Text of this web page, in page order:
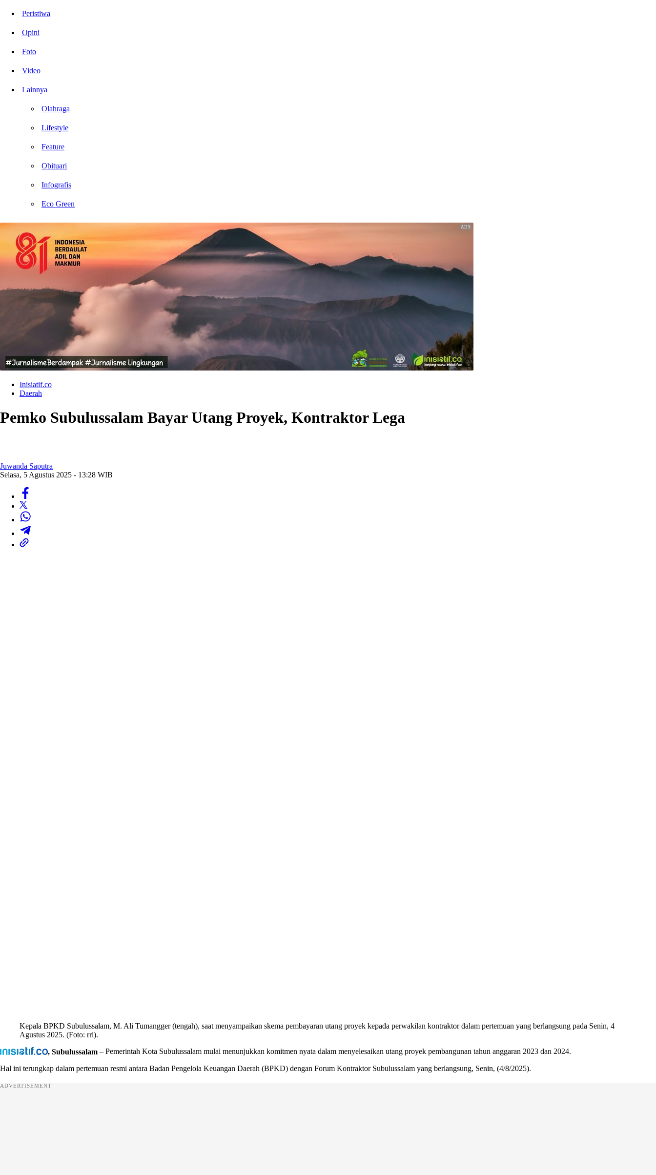
Peristiwa
Opini
Foto
Video
Lainnya
Olahraga
Lifestyle
Feature
Obituari
Infografis
Eco Green
Inisiatif.co
Daerah
Pemko Subulussalam Bayar Utang Proyek, Kontraktor Lega
Juwanda Saputra
Selasa, 5 Agustus 2025 - 13:28 WIB
Kepala BPKD Subulussalam, M. Ali Tumangger (tengah), saat menyampaikan skema pembayaran utang proyek kepada perwakilan kontraktor dalam pertemuan yang berlangsung pada Senin, 4
Agustus 2025. (Foto: rri).
, Subulussalam– Pemerintah Kota Subulussalam mulai menunjukkan komitmen nyata dalam menyelesaikan utang proyek pembangunan tahun anggaran 2023 dan 2024.
Hal ini terungkap dalam pertemuan resmi antara Badan Pengelola Keuangan Daerah (BPKD) dengan Forum Kontraktor Subulussalam yang berlangsung, Senin, (4/8/2025).
ADVERTISEMENT